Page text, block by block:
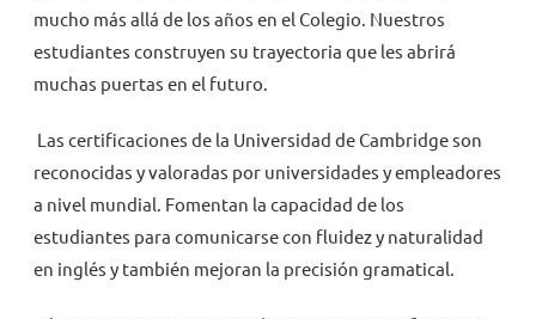
mucho más allá de los años en el Colegio. Nuestros
estudiantes construyen su trayectoria que les abrirá
muchas puertas en el futuro.
Las certificaciones de la Universidad de Cambridge son
reconocidas y valoradas por universidades y empleadores
a nivel mundial. Fomentan la capacidad de los
estudiantes para comunicarse con fluidez y naturalidad
en inglés y también mejoran la precisión gramatical.